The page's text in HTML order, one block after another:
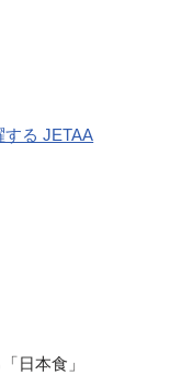
する JETAA
日本食」